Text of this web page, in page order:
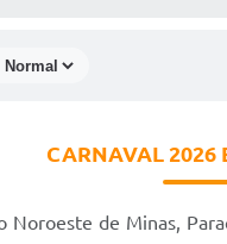
CARNAVAL 2026
Noroeste de Minas,